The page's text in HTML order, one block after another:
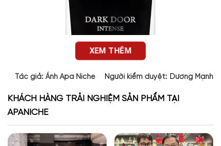
Thiết kế của Dark Door Intense Maison Alhambra
XEM THÊM
Tác giả: Ánh Apa Niche Người kiểm duyệt: Dương Mạnh
KHÁCH HÀNG TRẢI NGHIỆM SẢN PHẨM TẠI
APANICHE